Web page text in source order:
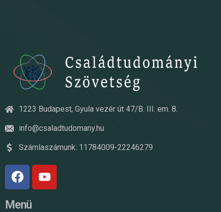
1223 Budapest, Gyula vezér út 47/B. III. em. 8.
info@csaladtudomany.hu
Számlaszámunk: 11784009-22246279
Menü